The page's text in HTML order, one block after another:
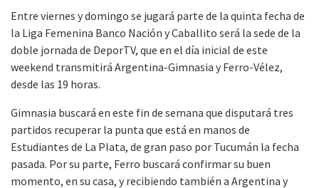
Entre viernes y domingo se jugará parte de la quinta fecha de
la Liga Femenina Banco Nación y Caballito será la sede de la
doble jornada de DeporTV, que en el día inicial de este
weekend transmitirá Argentina-Gimnasia y Ferro-Vélez,
desde las 19 horas.
Gimnasia buscará en este fin de semana que disputará tres
partidos recuperar la punta que está en manos de
Estudiantes de La Plata, de gran paso por Tucumán la fecha
pasada. Por su parte, Ferro buscará confirmar su buen
momento, en su casa, y recibiendo también a Argentina y